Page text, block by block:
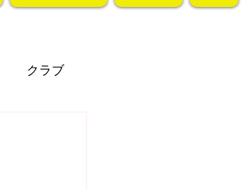
クラブ